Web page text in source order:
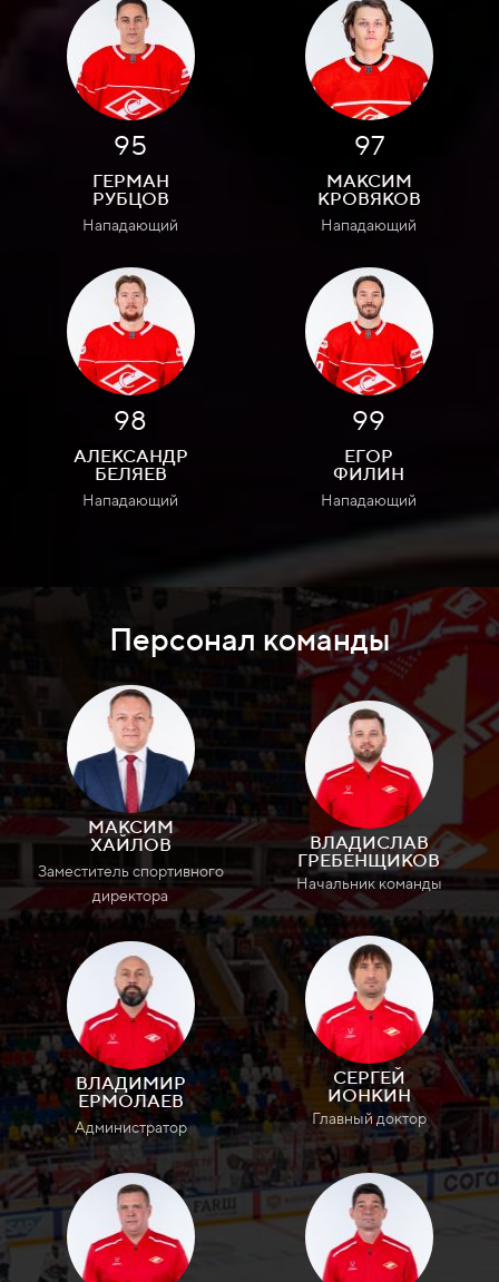
95
ГЕРМАН
РУБЦОВ
Нападающий
97
МАКСИМ
КРОВЯКОВ
Нападающий
98
АЛЕКСАНДР
БЕЛЯЕВ
Нападающий
99
ЕГОР
ФИЛИН
Нападающий
Персонал команды
МАКСИМ
ХАЙЛОВ
Заместитель спортивного
директора
ВЛАДИСЛАВ
ГРЕБЕНЩИКОВ
Начальник команды
ВЛАДИМИР
ЕРМОЛАЕВ
Администратор
СЕРГЕЙ
ИОНКИН
Главный доктор